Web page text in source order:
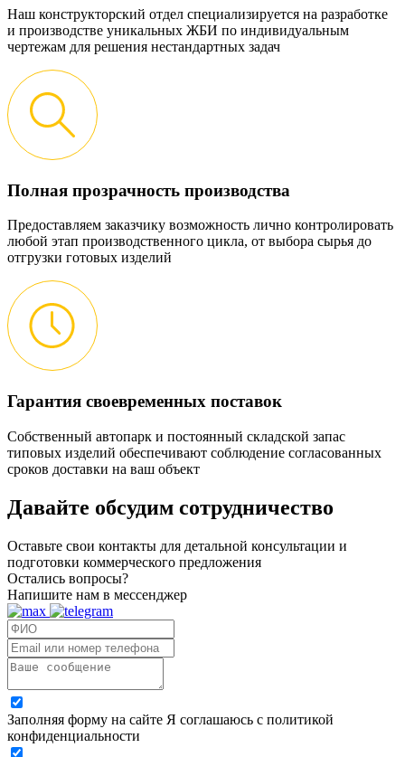
Наш конструкторский отдел специализируется на разработке
и производстве уникальных ЖБИ по индивидуальным
чертежам для решения нестандартных задач
Полная прозрачность производства
Предоставляем заказчику возможность лично контролировать
любой этап производственного цикла, от выбора сырья до
отгрузки готовых изделий
Гарантия своевременных поставок
Собственный автопарк и постоянный складской запас
типовых изделий обеспечивают соблюдение согласованных
сроков доставки на ваш объект
Давайте обсудим сотрудничество
Оставьте свои контакты для детальной консультации и
подготовки коммерческого предложения
Остались вопросы?
Напишите нам в мессенджер
Заполняя форму на сайте Я соглашаюсь с политикой
конфиденциальности